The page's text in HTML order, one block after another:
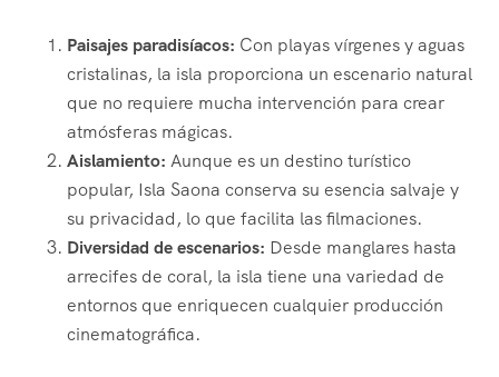
Paisajes paradisíacos: Con playas vírgenes y aguas
cristalinas, la isla proporciona un escenario natural
que no requiere mucha intervención para crear
atmósferas mágicas.
Aislamiento: Aunque es un destino turístico
popular, Isla Saona conserva su esencia salvaje y
su privacidad, lo que facilita las filmaciones.
Diversidad de escenarios: Desde manglares hasta
arrecifes de coral, la isla tiene una variedad de
entornos que enriquecen cualquier producción
cinematográfica.